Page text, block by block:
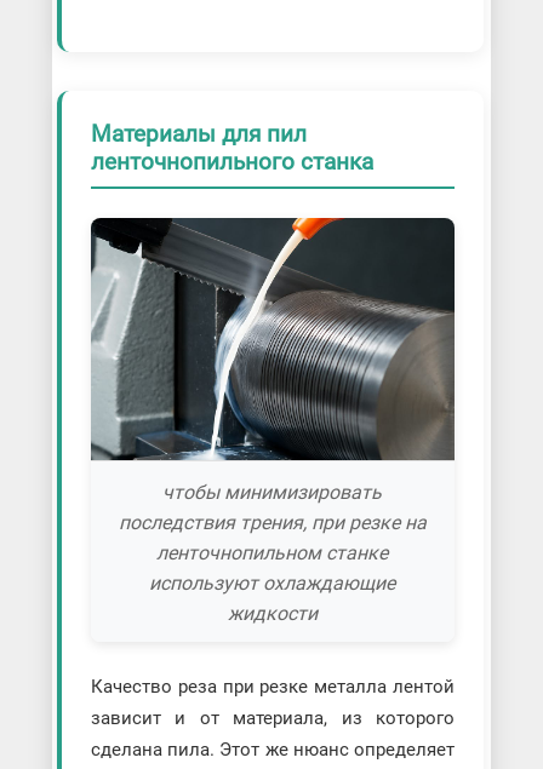
Материалы для пил
ленточнопильного станка
чтобы минимизировать
последствия трения, при резке на
ленточнопильном станке
используют охлаждающие
жидкости
Качество реза при резке металла лентой
зависит и от материала, из которого
сделана пила. Этот же нюанс определяет